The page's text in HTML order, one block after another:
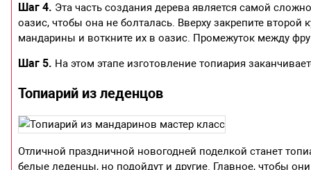
Шаг 4. Эта часть создания дерева является самой
оазис, чтобы она не болталась. Вверху закрепите
мандарины и воткните их в оазис. Промежуток между
Шаг 5. На этом этапе изготовление топиария
Топиарий из леденцов
Отличной праздничной новогодней поделкой станет
белые леденцы, но подойдут и другие. Главное, чтобы